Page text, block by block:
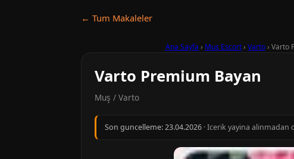
← Tum Makaleler
Ana Sayfa › Muş Escort› Varto› Varto
Varto Premium Bayan
Muş / Varto
Son guncelleme:23.04.2026 · Icerik yayina